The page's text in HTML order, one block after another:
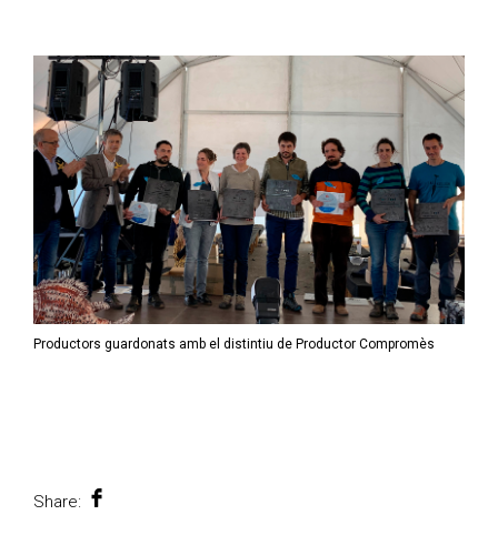
Productors guardonats amb el distintiu de Productor Compromès
Share: